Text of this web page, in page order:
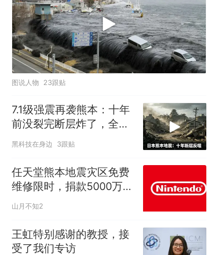
图说人物 23跟贴
7.1级强震再袭熊本：十年
前没裂完断层炸了，全球
半导体供应链悬了
黑科技在身边 3跟贴
任天堂熊本地震灾区免费
维修限时，捐款5000万日
元
山月不知2
王虹特别感谢的教授，接
受了我们专访